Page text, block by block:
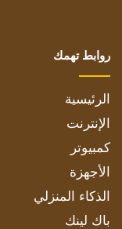
روابط تهمك
الرئيسية
الإنترنت
كمبيوتر
الأجهزة
الذكاء المنزلي
باك لينك